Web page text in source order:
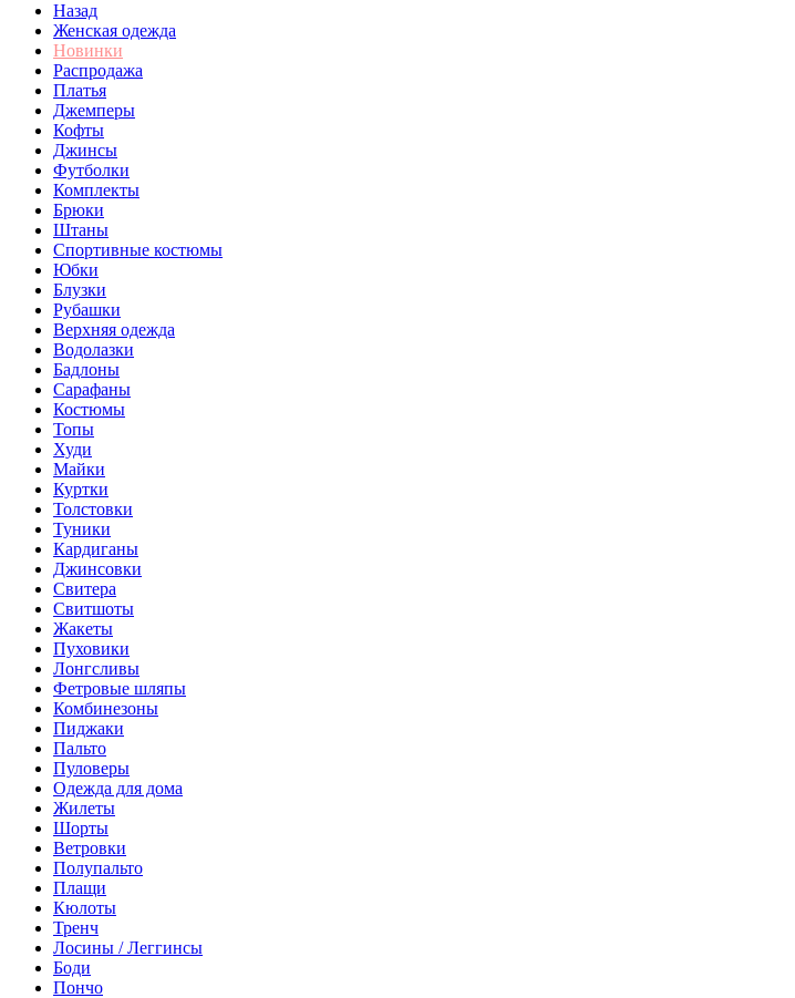
Назад
Женская одежда
Новинки
Распродажа
Платья
Джемперы
Кофты
Джинсы
Футболки
Комплекты
Брюки
Штаны
Спортивные костюмы
Юбки
Блузки
Рубашки
Верхняя одежда
Водолазки
Бадлоны
Сарафаны
Костюмы
Топы
Худи
Майки
Куртки
Толстовки
Туники
Кардиганы
Джинсовки
Свитера
Свитшоты
Жакеты
Пуховики
Лонгсливы
Фетровые шляпы
Комбинезоны
Пиджаки
Пальто
Пуловеры
Одежда для дома
Жилеты
Шорты
Ветровки
Полупальто
Плащи
Кюлоты
Тренч
Лосины / Леггинсы
Боди
Пончо